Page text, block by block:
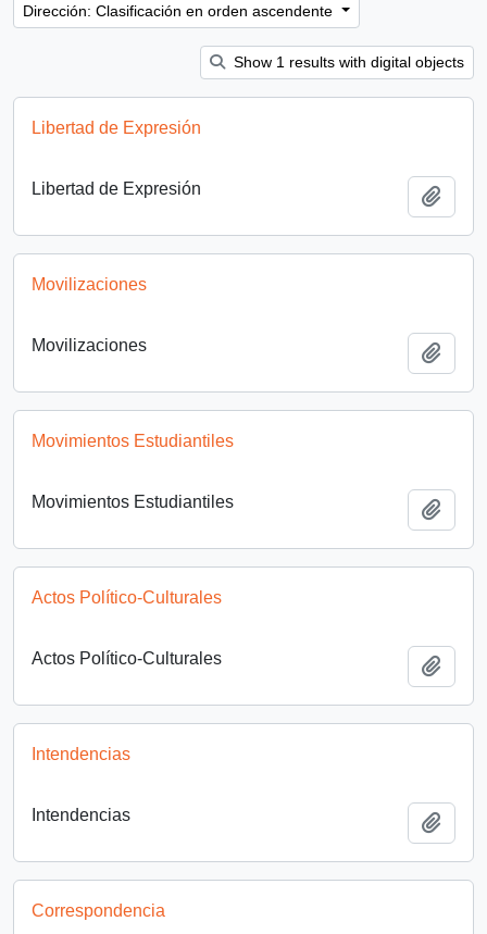
Dirección: Clasificación en orden ascendente
Show 1 results with digital objects
Libertad de Expresión
Libertad de Expresión
Movilizaciones
Movilizaciones
Movimientos Estudiantiles
Movimientos Estudiantiles
Actos Político-Culturales
Actos Político-Culturales
Intendencias
Intendencias
Correspondencia